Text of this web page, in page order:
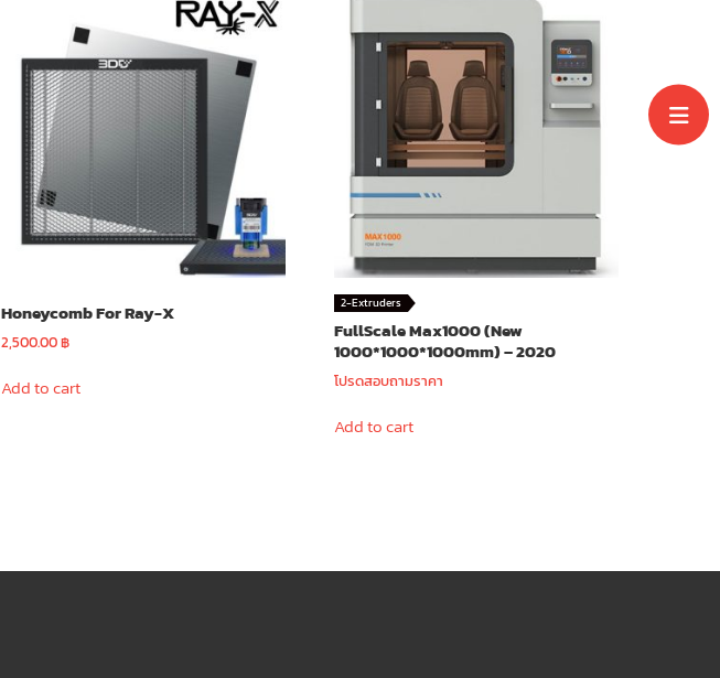
Honeycomb For Ray-X
2,500.00฿
Add to cart
2-Extruders
FullScale Max1000 (New
1000*1000*1000mm) – 2020
โปรดสอบถามราคา
Add to cart